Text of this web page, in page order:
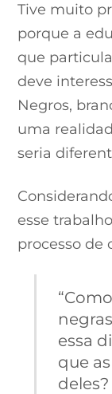
Tive muito
porque a
que
deve
Negros,
uma
seria
esse
processo de
essa
que